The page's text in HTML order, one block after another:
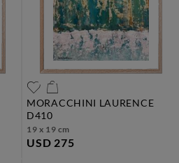
MORACCHINI LAURENCE
d410
19 x 19 cm
USD 275